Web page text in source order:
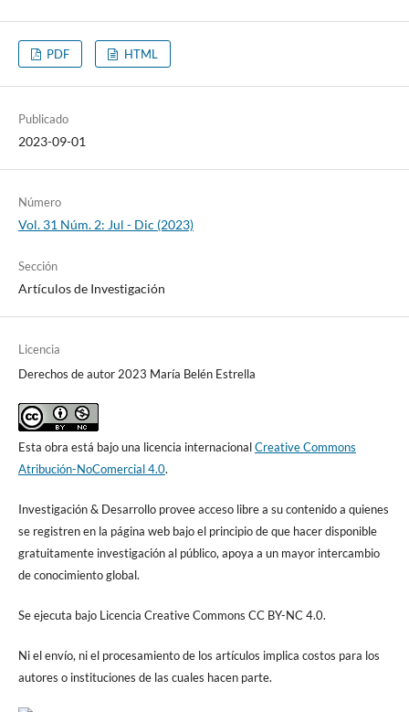
PDF HTML
Publicado
2023-09-01
Número
Vol. 31 Núm. 2: Jul - Dic (2023)
Sección
Artículos de Investigación
Licencia
Derechos de autor 2023 María Belén Estrella
Esta obra está bajo una licencia internacionalCreative Commons
Atribución-NoComercial 4.0.
Investigación & Desarrollo provee acceso libre a su contenido a quienes
se registren en la página web bajo el principio de que hacer disponible
gratuitamente investigación al público, apoya a un mayor intercambio
de conocimiento global.
Se ejecuta bajo Licencia Creative Commons CC BY-NC 4.0.
Ni el envío, ni el procesamiento de los artículos implica costos para los
autores o instituciones de las cuales hacen parte.